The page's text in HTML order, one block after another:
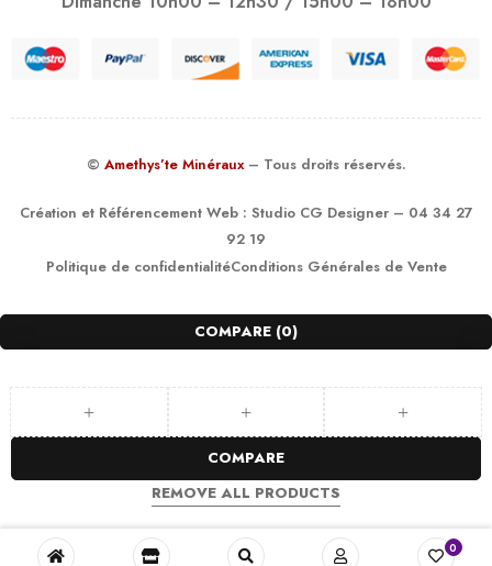
© Amethys’te Minéraux – Tous droits réservés.
Création et Référencement Web : Studio CG Designer– 04 34 27
92 19
Politique de confidentialitéConditions Générales de Vente
0
COMPARE (0)
COMPARE
REMOVE ALL PRODUCTS